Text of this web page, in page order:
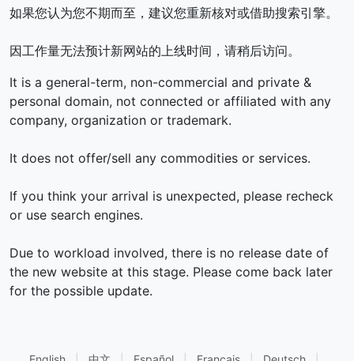
如果您认为您不期而至，建议您重新核对或借助搜索引擎。
因工作量无法预计新网站的上线时间，请稍后访问。
It is a general-term, non-commercial and private &
personal domain, not connected or affiliated with any
company, organization or trademark.
It does not offer/sell any commodities or services.
If you think your arrival is unexpected, please recheck
or use search engines.
Due to workload involved, there is no release date of
the new website at this stage. Please come back later
for the possible update.